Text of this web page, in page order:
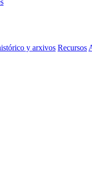
y arxivos Recursos